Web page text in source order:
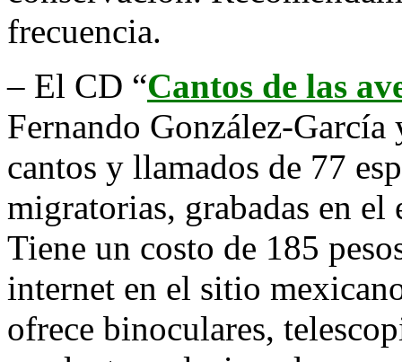
frecuencia.
– El CD “Cantos de las
Fernando González-
cantos y llamados de 77
migratorias, grabadas en
Tiene un costo de 185
internet en el sitio
ofrece binoculares,